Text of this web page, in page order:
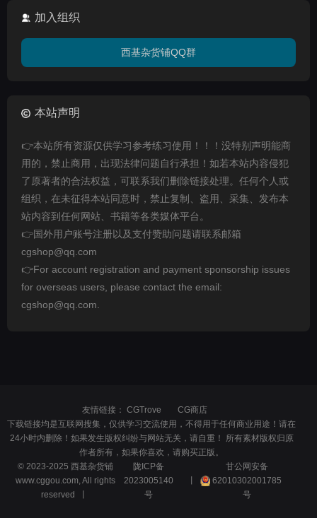
加入组织
西基杂货铺QQ群
本站声明
👉本站所有资源仅供学习参考练习使用！！！没特别声明能商
用的，禁止商用，出现法律问题自行承担！如若本站内容侵犯
了原著者的合法权益，可联系我们删除链接处理。任何个人或
组织，在未征得本站同意时，禁止复制、盗用、采集、发布本
站内容到任何网站、书籍等各类媒体平台。
👉国外用户账号注册以及支付赞助问题请联系邮箱
cgshop@qq.com
👉For account registration and payment sponsorship issues
for overseas users, please contact the email:
cgshop@qq.com.
友情链接： CGTrove
CG商店
下载链接均是互联网搜集，仅供学习交流使用，不得用于任何商业用途！请在
24小时内删除！如果发生版权纠纷与网站无关，请自重！ 所有素材版权归原
作者所有，如果你喜欢，请购买正版。
© 2023-2025 西基杂货铺
www.cggou.com, All rights
reserved 丨
陇ICP备
2023005140
号
甘公网安备
62010302001785
号